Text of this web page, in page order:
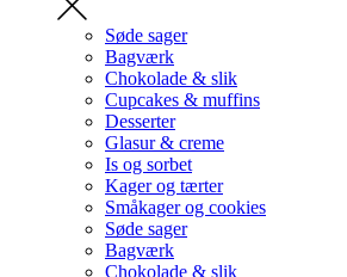
Søde sager
Bagværk
Chokolade & slik
Cupcakes & muffins
Desserter
Glasur & creme
Is og sorbet
Kager og tærter
Småkager og cookies
Søde sager
Bagværk
Chokolade & slik